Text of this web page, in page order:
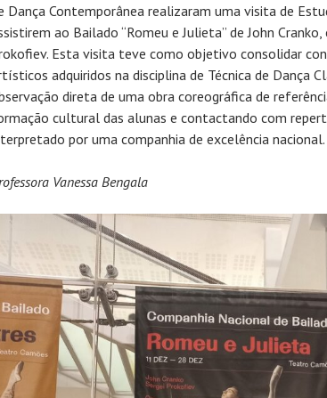
Dança Contemporânea realizaram uma visita de
ao Bailado “Romeu e Julieta” de John Cranko,
Esta visita teve como objetivo consolidar
adquiridos na disciplina de Técnica de Dança
direta de uma obra coreográfica de
cultural das alunas e contactando com
por uma companhia de excelência nacional.
Vanessa Bengala